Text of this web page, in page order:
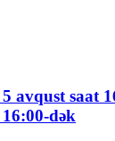
avqust saat
16:00-dək